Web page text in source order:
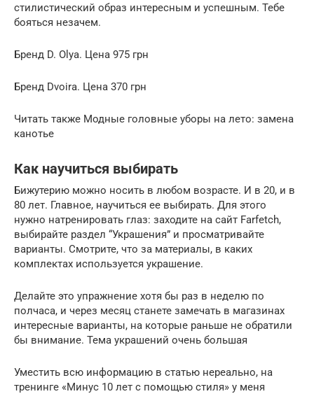
стилистический образ интересным и успешным. Тебе
бояться незачем.
Бренд D. Olya. Цена 975 грн
Бренд Dvoira. Цена 370 грн
Читать также Модные головные уборы на лето: замена
канотье
Как научиться выбирать
Бижутерию можно носить в любом возрасте. И в 20, и в
80 лет. Главное, научиться ее выбирать. Для этого
нужно натренировать глаз: заходите на сайт Farfetch,
выбирайте раздел “Украшения” и просматривайте
варианты. Смотрите, что за материалы, в каких
комплектах используется украшение.
Делайте это упражнение хотя бы раз в неделю по
полчаса, и через месяц станете замечать в магазинах
интересные варианты, на которые раньше не обратили
бы внимание. Тема украшений очень большая
Уместить всю информацию в статью нереально, на
тренинге «Минус 10 лет с помощью стиля» у меня